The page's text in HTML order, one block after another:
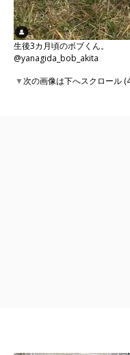
生後3カ月頃のボブくん。
@yanagida_bob_akita
▼次の画像は下へスクロール